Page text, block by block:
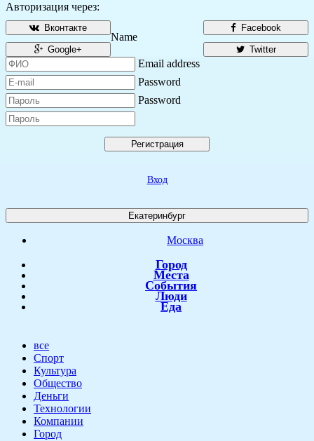
Авторизация через:
Facebook
Вконтакте
Twitter
Google+
Name
Email address
Password
Password
Регистрация
Вход
Екатеринбург
Москва
Город
Места
События
Люди
Еда
все
Спорт
Культура
Общество
Деньги
Технологии
Компании
Город